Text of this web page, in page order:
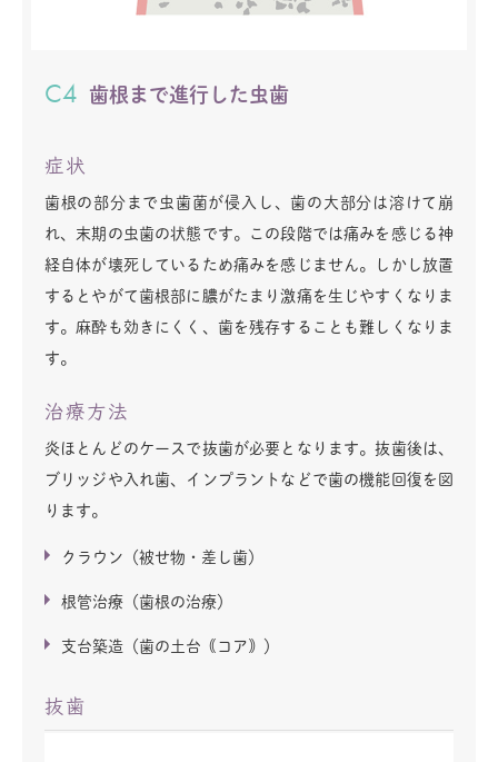
C4 歯根まで進行した虫歯
症状
歯根の部分まで虫歯菌が侵入し、歯の大部分は溶けて崩
れ、末期の虫歯の状態です。この段階では痛みを感じる神
経自体が壊死しているため痛みを感じません。しかし放置
するとやがて歯根部に膿がたまり激痛を生じやすくなりま
す。麻酔も効きにくく、歯を残存することも難しくなりま
す。
治療方法
炎ほとんどのケースで抜歯が必要となります。抜歯後は、
ブリッジや入れ歯、インプラントなどで歯の機能回復を図
ります。
クラウン（被せ物・差し歯）
根管治療（歯根の治療）
支台築造（歯の土台｟コア｠）
抜歯